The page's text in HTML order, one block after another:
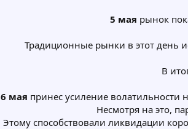
5 мая рынок
Традиционные рынки в этот день
В
6 мая принес усиление волатильности
Несмотря на это,
Этому способствовали ликвидации